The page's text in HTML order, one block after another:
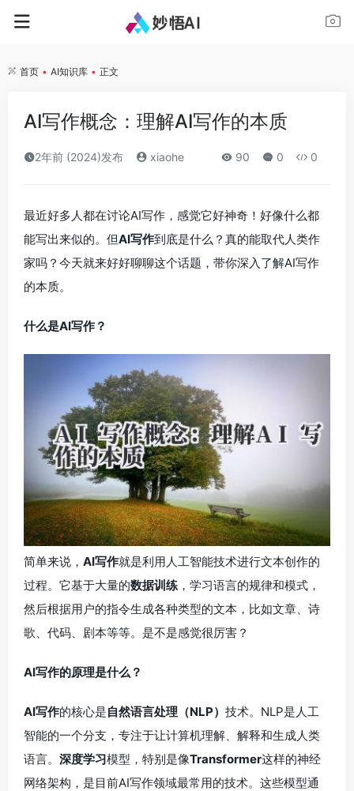
首页 • AI知识库 • 正文
AI写作概念：理解AI写作的本质
2年前 (2024)发布 xiaohe 90 0 0
最近好多人都在讨论AI写作，感觉它好神奇！好像什么都
能写出来似的。但AI写作到底是什么？真的能取代人类作
家吗？今天就来好好聊聊这个话题，带你深入了解AI写作
的本质。
什么是AI写作？
简单来说， AI写作就是利用人工智能技术进行文本创作的
过程。它基于大量的数据训练 ，学习语言的规律和模式，
然后根据用户的指令生成各种类型的文本，比如文章、诗
歌、代码、剧本等等。是不是感觉很厉害？
AI写作的原理是什么？
AI写作的核心是自然语言处理（NLP） 技术。NLP是人工
智能的一个分支，专注于让计算机理解、解释和生成人类
语言。 深度学习模型，特别是像Transformer这样的神经
网络架构，是目前AI写作领域最常用的技术。这些模型通